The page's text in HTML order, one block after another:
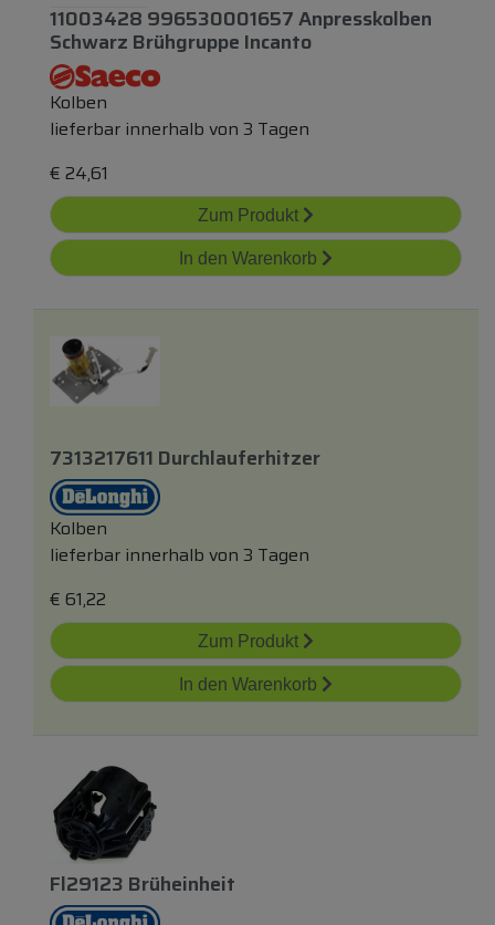
11003428 996530001657 Anpresskolben
Schwarz Brühgruppe Incanto
Kolben
lieferbar innerhalb von 3 Tagen
€ 24,61
Zum Produkt
In den Warenkorb
7313217611 Durchlauferhitzer
Kolben
lieferbar innerhalb von 3 Tagen
€ 61,22
Zum Produkt
In den Warenkorb
Fl29123 Brüheinheit